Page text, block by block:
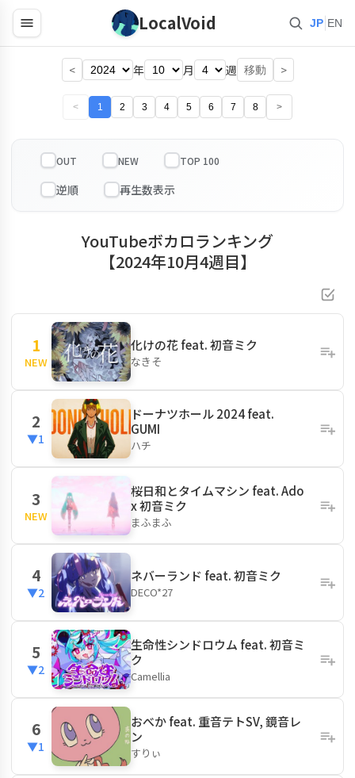
LocalVoid JP EN
< 年 月 週 移動 >
< 1 2 3 4 5 6 7 8 >
OUT NEW TOP 100
YouTubeボカロランキング
【2024年10月4週目】
1
NEW
化けの花 feat. 初音ミク
なきそ
2
▼1
ドーナツホール 2024 feat.
GUMI
ハチ
3
NEW
桜日和とタイムマシン feat. Ado
x 初音ミク
まふまふ
4
▼2
ネバーランド feat. 初音ミク
DECO*27
5
▼2
生命性シンドロウム feat. 初音ミ
ク
Camellia
6
▼1
おべか feat. 重音テトSV, 鏡音レ
ン
すりぃ